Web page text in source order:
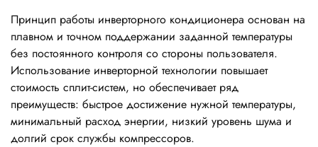
Принцип работы инверторного кондиционера основан на
плавном и точном поддержании заданной температуры
без постоянного контроля со стороны пользователя.
Использование инверторной технологии повышает
стоимость сплит-систем, но обеспечивает ряд
преимуществ: быстрое достижение нужной температуры,
минимальный расход энергии, низкий уровень шума и
долгий срок службы компрессоров.